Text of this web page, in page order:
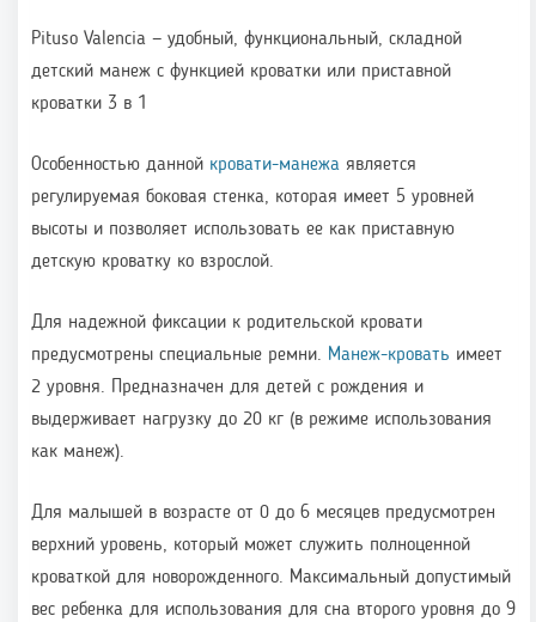
Pituso Valencia — удобный, функциональный, складной
детский манеж с функцией кроватки или приставной
кроватки 3 в 1
Особенностью данной кровати-манежа является
регулируемая боковая стенка, которая имеет 5 уровней
высоты и позволяет использовать ее как приставную
детскую кроватку ко взрослой.
Для надежной фиксации к родительской кровати
предусмотрены специальные ремни. Манеж-кровать имеет
2 уровня. Предназначен для детей с рождения и
выдерживает нагрузку до 20 кг (в режиме использования
как манеж).
Для малышей в возрасте от 0 до 6 месяцев предусмотрен
верхний уровень, который может служить полноценной
кроваткой для новорожденного. Максимальный допустимый
вес ребенка для использования для сна второго уровня до 9